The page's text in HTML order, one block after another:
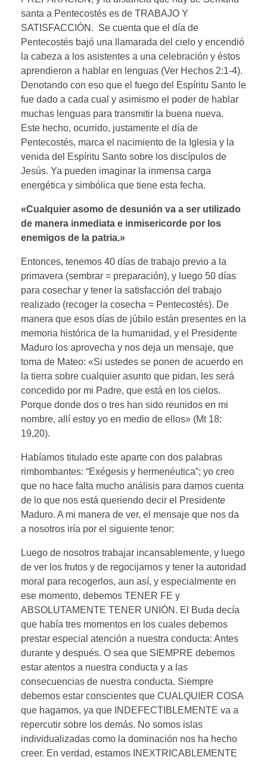
santa a Pentecostés es de TRABAJO Y
SATISFACCIÓN. Se cuenta que el día de
Pentecostés bajó una llamarada del cielo y encendió
la cabeza a los asistentes a una celebración y éstos
aprendieron a hablar en lenguas (Ver Hechos 2:1-4).
Denotando con eso que el fuego del Espíritu Santo le
fue dado a cada cual y asimismo el poder de hablar
muchas lenguas para transmitir la buena nueva.
Este hecho, ocurrido, justamente el día de
Pentecostés, marca el nacimiento de la Iglesia y la
venida del Espíritu Santo sobre los discípulos de
Jesús. Ya pueden imaginar la inmensa carga
energética y simbólica que tiene esta fecha.
«Cualquier asomo de desunión va a ser utilizado
de manera inmediata e inmisericorde por los
enemigos de la patria.»
Entonces, tenemos 40 días de trabajo previo a la
primavera (sembrar = preparación), y luego 50 días
para cosechar y tener la satisfacción del trabajo
realizado (recoger la cosecha = Pentecostés). De
manera que esos días de júbilo están presentes en la
memoria histórica de la humanidad, y el Presidente
Maduro los aprovecha y nos deja un mensaje, que
toma de Mateo: «Si ustedes se ponen de acuerdo en
la tierra sobre cualquier asunto que pidan, les será
concedido por mi Padre, que está en los cielos.
Porque donde dos o tres han sido reunidos en mi
nombre, allí estoy yo en medio de ellos» (Mt 18:
19,20).
Habíamos titulado este aparte con dos palabras
rimbombantes: “Exégesis y hermenéutica”; yo creo
que no hace falta mucho análisis para darnos cuenta
de lo que nos está queriendo decir el Presidente
Maduro. A mi manera de ver, el mensaje que nos da
a nosotros iría por el siguiente tenor:
Luego de nosotros trabajar incansablemente, y luego
de ver los frutos y de regocijarnos y tener la autoridad
moral para recogerlos, aun así, y especialmente en
ese momento, debemos TENER FE y
ABSOLUTAMENTE TENER UNIÓN. El Buda decía
que había tres momentos en los cuales debemos
prestar especial atención a nuestra conducta: Antes
durante y después. O sea que SIEMPRE debemos
estar atentos a nuestra conducta y a las
consecuencias de nuestra conducta. Siempre
debemos estar conscientes que CUALQUIER COSA
que hagamos, ya que INDEFECTIBLEMENTE va a
repercutir sobre los demás. No somos islas
individualizadas como la dominación nos ha hecho
creer. En verdad, estamos INEXTRICABLEMENTE